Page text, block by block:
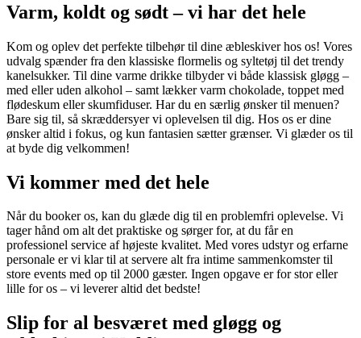
Varm, koldt og sødt – vi har det hele
Kom og oplev det perfekte tilbehør til dine æbleskiver hos os! Vores
udvalg spænder fra den klassiske flormelis og syltetøj til det trendy
kanelsukker. Til dine varme drikke tilbyder vi både klassisk gløgg –
med eller uden alkohol – samt lækker varm chokolade, toppet med
flødeskum eller skumfiduser. Har du en særlig ønsker til menuen?
Bare sig til, så skræddersyer vi oplevelsen til dig. Hos os er dine
ønsker altid i fokus, og kun fantasien sætter grænser. Vi glæder os til
at byde dig velkommen!
Vi kommer med det hele
Når du booker os, kan du glæde dig til en problemfri oplevelse. Vi
tager hånd om alt det praktiske og sørger for, at du får en
professionel service af højeste kvalitet. Med vores udstyr og erfarne
personale er vi klar til at servere alt fra intime sammenkomster til
store events med op til 2000 gæster. Ingen opgave er for stor eller
lille for os – vi leverer altid det bedste!
Slip for al besværet med gløgg og